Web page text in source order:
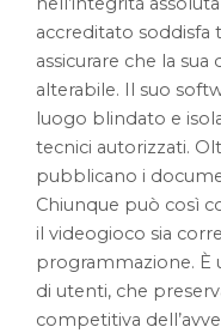
accreditato soddisfa
assicurare che la
alterabile. Il suo
luogo blindato e
tecnici autorizzati.
pubblicano i
Chiunque può così
il videogioco sia
programmazione. È
di utenti, che
competitiva